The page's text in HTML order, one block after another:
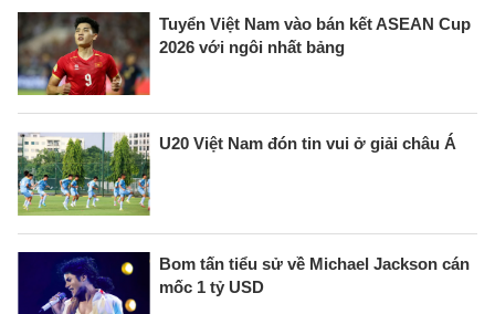
Tuyển Việt Nam vào bán kết ASEAN Cup
2026 với ngôi nhất bảng
U20 Việt Nam đón tin vui ở giải châu Á
Bom tấn tiểu sử về Michael Jackson cán
mốc 1 tỷ USD